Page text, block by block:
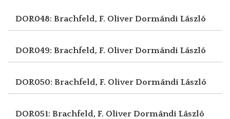
DOR048: Brachfeld, F. Oliver Dormándi László
DOR049: Brachfeld, F. Oliver Dormándi László
DOR050: Brachfeld, F. Oliver Dormándi László
DOR051: Brachfeld, F. Oliver Dormándi László